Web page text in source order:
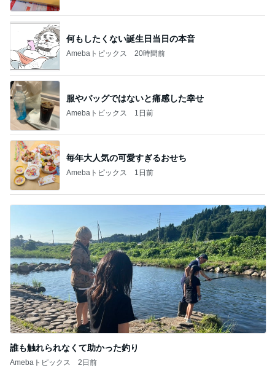
何もしたくない誕生日当日の本音
Amebaトピックス 20時間前
服やバッグではないと痛感した幸せ
Amebaトピックス 1日前
毎年大人気の可愛すぎるおせち
Amebaトピックス 1日前
誰も触れられなくて助かった釣り
Amebaトピックス 2日前